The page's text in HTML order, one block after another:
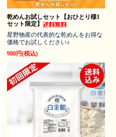
乾めんお試しセット【おひとり様1
セット限定】
星野物産の代表的な乾めんをお得な
価格でお試しください♪
980円(税込)